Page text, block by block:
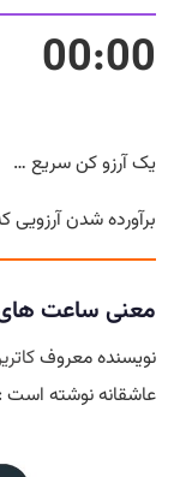
00:00
یک آرزو کن سریع …
برآورده شدن
معنی ساعت
نویسنده معروف
عاشقانه نوشته است :